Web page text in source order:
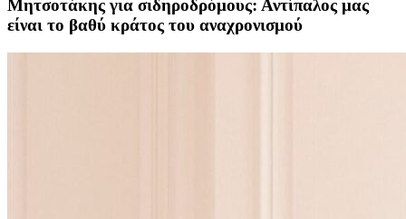
Μητσοτάκης για σιδηροδρόμους: Αντίπαλος μας
είναι το βαθύ κράτος του αναχρονισμού